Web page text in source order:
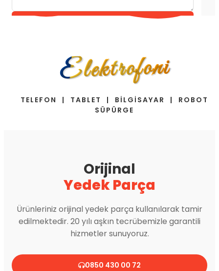
Elektrofoni
TELEFON | TABLET | BİLGİSAYAR | ROBOT
SÜPÜRGE
Orijinal
Yedek Parça
Ürünleriniz orijinal yedek parça kullanılarak tamir
edilmektedir. 20 yılı aşkın tecrübemizle garantili
hizmetler sunuyoruz.
0850 430 00 72